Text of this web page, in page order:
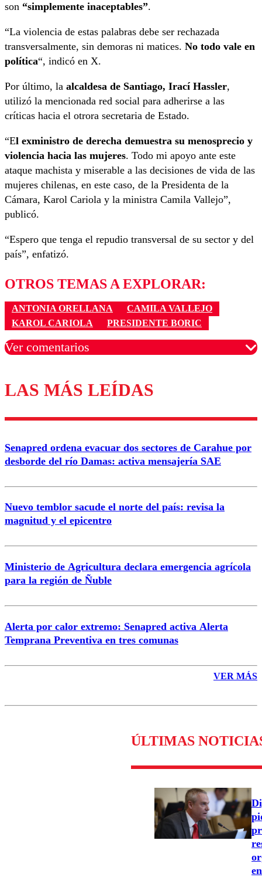
son “simplemente inaceptables”.
“La violencia de estas palabras debe ser rechazada
transversalmente, sin demoras ni matices. No todo vale en
política“, indicó en X.
Por último, la alcaldesa de Santiago, Irací Hassler,
utilizó la mencionada red social para adherirse a las
críticas hacia el otrora secretaria de Estado.
“El exministro de derecha demuestra su menosprecio y
violencia hacia las mujeres. Todo mi apoyo ante este
ataque machista y miserable a las decisiones de vida de las
mujeres chilenas, en este caso, de la Presidenta de la
Cámara, Karol Cariola y la ministra Camila Vallejo”,
publicó.
“Espero que tenga el repudio transversal de su sector y del
país”, enfatizó.
OTROS TEMAS A EXPLORAR:
ANTONIA ORELLANA
CAMILA VALLEJO
KAROL CARIOLA
PRESIDENTE BORIC
Ver comentarios
Los comentarios son moderados para garantizar un
diálogo respetuoso.
Correo
LAS MÁS LEÍDAS
Senapred ordena evacuar dos sectores de Carahue por
desborde del río Damas: activa mensajería SAE
Nuevo temblor sacude el norte del país: revisa la
magnitud y el epicentro
Ministerio de Agricultura declara emergencia agrícola
para la región de Ñuble
Alerta por calor extremo: Senapred activa Alerta
Temprana Preventiva en tres comunas
VER MÁS
ÚLTIMAS